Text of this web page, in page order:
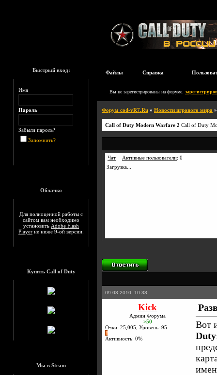
Быстрый вход:
Имя
Пароль
Забыли пароль?
Запомнить?
Облачко
Для полноценной работы с
сайтом вам необходимо
установить Adobe Flash
Player не ниже 9-ой версии.
Купить Call of Duty
Мы в Steam
Файлы Справка
Вы не зарегистрированы на форуме.
Форум cod-vR7.Ru » Новости игрового мира
Call of Duty Modern Warfare 2 Call of Duty
Чат Активные пользователи: 0
Загрузка...
09.03.2010, 10:38
Kick
Админ Форума
>50
Очки: 25,005, Уровень: 95
Активность: 0%
Вот